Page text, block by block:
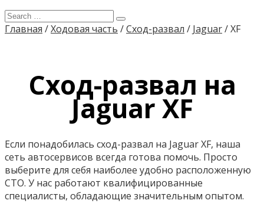
Главная /Ходовая часть /Сход-развал / Jaguar/XF
Сход-развал на
Jaguar XF
Если понадобилась сход-развал на Jaguar XF, наша
сеть автосервисов всегда готова помочь. Просто
выберите для себя наиболее удобно расположенную
СТО. У нас работают квалифицированные
специалисты, обладающие значительным опытом.